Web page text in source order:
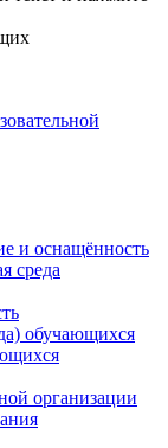
и оснащённость
среда
обучающихся
организации